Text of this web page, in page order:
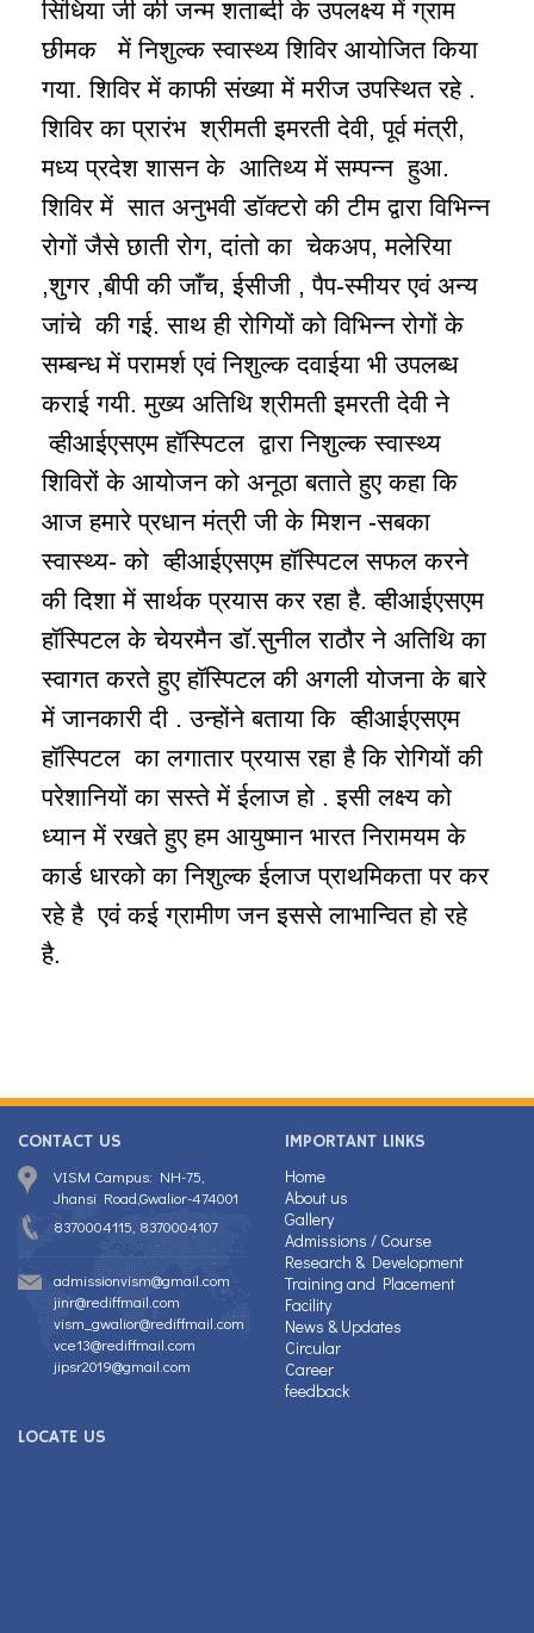
सिंधिया जी की जन्म शताब्दी के उपलक्ष्य में ग्राम
छीमक में निशुल्क स्वास्थ्य शिविर आयोजित किया
गया. शिविर में काफी संख्या में मरीज उपस्थित रहे .
शिविर का प्रारंभ श्रीमती इमरती देवी, पूर्व मंत्री,
मध्य प्रदेश शासन के आतिथ्य में सम्पन्न हुआ.
शिविर में सात अनुभवी डॉक्टरो की टीम द्वारा विभिन्न
रोगों जैसे छाती रोग, दांतो का चेकअप, मलेरिया
,शुगर ,बीपी की जाँच, ईसीजी , पैप-स्मीयर एवं अन्य
जांचे की गई. साथ ही रोगियों को विभिन्न रोगों के
सम्बन्ध में परामर्श एवं निशुल्क दवाईया भी उपलब्ध
कराई गयी. मुख्य अतिथि श्रीमती इमरती देवी ने
व्हीआईएसएम हॉस्पिटल द्वारा निशुल्क स्वास्थ्य
शिविरों के आयोजन को अनूठा बताते हुए कहा कि
आज हमारे प्रधान मंत्री जी के मिशन -सबका
स्वास्थ्य- को व्हीआईएसएम हॉस्पिटल सफल करने
की दिशा में सार्थक प्रयास कर रहा है. व्हीआईएसएम
हॉस्पिटल के चेयरमैन डॉ.सुनील राठौर ने अतिथि का
स्वागत करते हुए हॉस्पिटल की अगली योजना के बारे
में जानकारी दी . उन्होंने बताया कि व्हीआईएसएम
हॉस्पिटल का लगातार प्रयास रहा है कि रोगियों की
परेशानियों का सस्ते में ईलाज हो . इसी लक्ष्य को
ध्यान में रखते हुए हम आयुष्मान भारत निरामयम के
कार्ड धारको का निशुल्क ईलाज प्राथमिकता पर कर
रहे है एवं कई ग्रामीण जन इससे लाभान्वित हो रहे
है.
CONTACT US
VISM Campus: NH-75,
Jhansi Road,Gwalior-474001
8370004115, 8370004107
admissionvism@gmail.com
jinr@rediffmail.com
vism_gwalior@rediffmail.com
vce13@rediffmail.com
jipsr2019@gmail.com
IMPORTANT LINKS
Home
About us
Gallery
Admissions / Course
Research & Development
Training and Placement
Facility
News & Updates
Circular
Career
feedback
LOCATE US